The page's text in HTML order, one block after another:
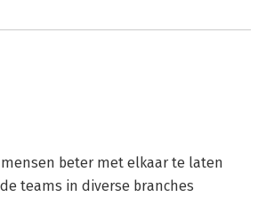
beter met elkaar te laten
teams in diverse branches